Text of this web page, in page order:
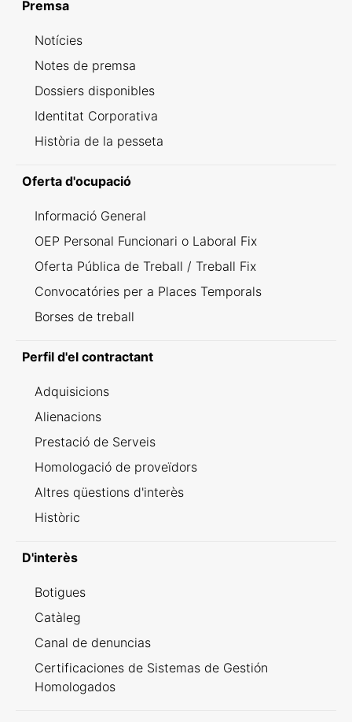
Premsa
Notícies
Notes de premsa
Dossiers disponibles
Identitat Corporativa
Història de la pesseta
Oferta d'ocupació
Informació General
OEP Personal Funcionari o Laboral Fix
Oferta Pública de Treball / Treball Fix
Convocatóries per a Places Temporals
Borses de treball
Perfil d'el contractant
Adquisicions
Alienacions
Prestació de Serveis
Homologació de proveïdors
Altres qüestions d'interès
Històric
D'interès
Botigues
Catàleg
Canal de denuncias
Certificaciones de Sistemas de Gestión
Homologados